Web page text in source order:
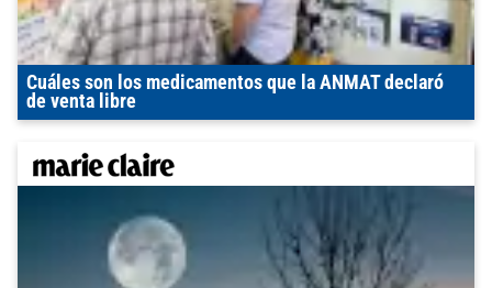
Cuáles son los medicamentos que la ANMAT declaró
de venta libre